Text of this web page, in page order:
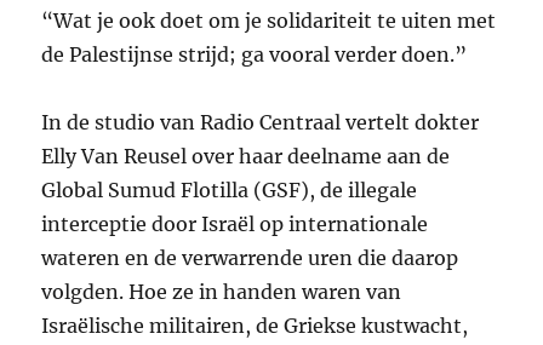
“Wat je ook doet om je solidariteit te uiten met
de Palestijnse strijd; ga vooral verder doen.”
In de studio van Radio Centraal vertelt dokter
Elly Van Reusel over haar deelname aan de
Global Sumud Flotilla (GSF), de illegale
interceptie door Israël op internationale
wateren en de verwarrende uren die daarop
volgden. Hoe ze in handen waren van
Israëlische militairen, de Griekse kustwacht,